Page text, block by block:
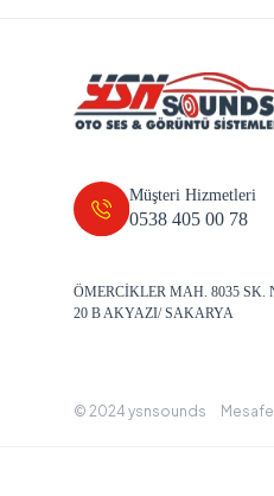
Müşteri Hizmetleri
0538 405 00 78
ÖMERCİKLER MAH. 8035 SK.
20 B AKYAZI/ SAKARYA
© 2024 ysnsounds